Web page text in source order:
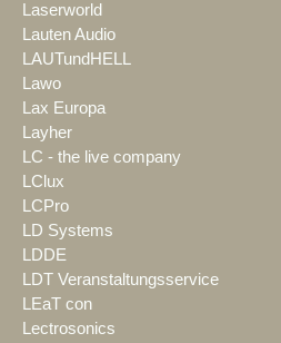
Laserworld
Lauten Audio
LAUTundHELL
Lawo
Lax Europa
Layher
LC - the live company
LClux
LCPro
LD Systems
LDDE
LDT Veranstaltungsservice
LEaT con
Lectrosonics